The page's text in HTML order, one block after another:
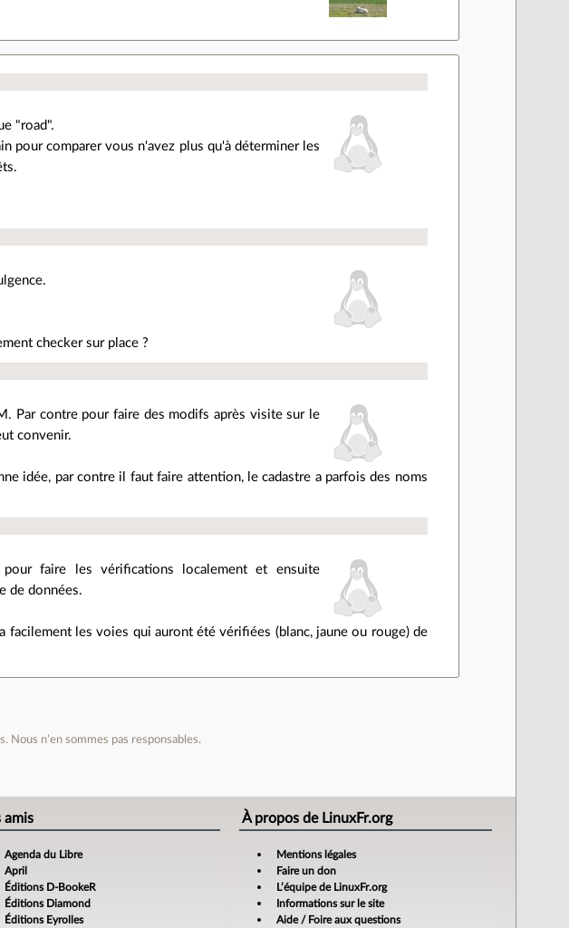
"road".
pour comparer vous n'avez plus qu'à déterminer les
checker sur place ?
Par contre pour faire des modifs après visite sur le
convenir.
idée, par contre il faut faire attention, le cadastre a parfois des noms
pour faire les vérifications localement et ensuite
de données.
facilement les voies qui auront été vérifiées (blanc, jaune ou rouge) de
Nous n’en sommes pas responsables.
amis
Agenda du Libre
April
Éditions D-BookeR
Éditions Diamond
Éditions Eyrolles
À propos de LinuxFr.org
Mentions légales
Faire un don
L’équipe de LinuxFr.org
Informations sur le site
Aide / Foire aux questions